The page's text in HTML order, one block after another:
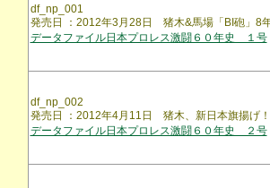
df_np_001
発売日 ：2012年3月28日 猪木&馬場「BI砲」8
データファイル日本プロレス激闘６０年史 １号
df_np_002
発売日 ：2012年4月11日 猪木、新日本旗揚げ
データファイル日本プロレス激闘６０年史 ２号